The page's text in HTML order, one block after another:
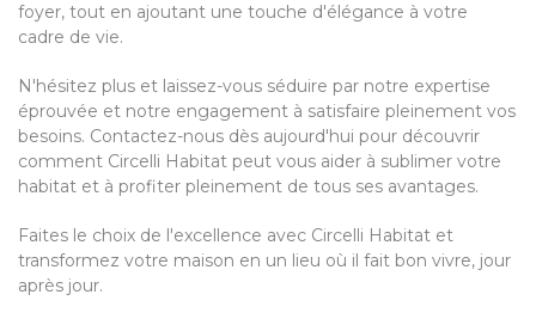
foyer, tout en ajoutant une touche d'élégance à votre
cadre de vie.
N'hésitez plus et laissez-vous séduire par notre expertise
éprouvée et notre engagement à satisfaire pleinement vos
besoins. Contactez-nous dès aujourd'hui pour découvrir
comment Circelli Habitat peut vous aider à sublimer votre
habitat et à profiter pleinement de tous ses avantages.
Faites le choix de l'excellence avec Circelli Habitat et
transformez votre maison en un lieu où il fait bon vivre, jour
après jour.